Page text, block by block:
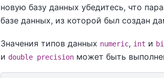
новую базу данных убедитесь, что
базе данных, из которой был создан
Значения типов данных numeric, int и
и double precision может быть